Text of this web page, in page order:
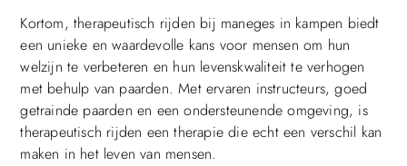
Kortom, therapeutisch rijden bij maneges in kampen biedt
een unieke en waardevolle kans voor mensen om hun
welzijn te verbeteren en hun levenskwaliteit te verhogen
met behulp van paarden. Met ervaren instructeurs, goed
getrainde paarden en een ondersteunende omgeving, is
therapeutisch rijden een therapie die echt een verschil kan
maken in het leven van mensen.